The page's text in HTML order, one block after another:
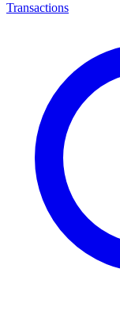
Transactions